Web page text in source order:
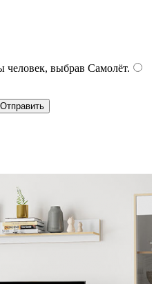
человек, выбрав Самолёт.